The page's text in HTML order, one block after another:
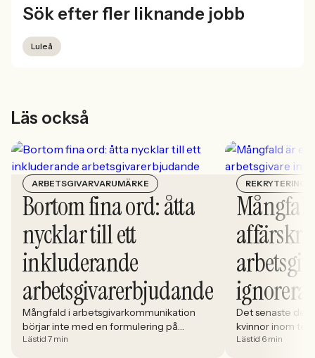
Sök efter fler liknande jobb
Luleå
Läs också
ARBETSGIVARVARUMÄRKE
Bortom fina ord: åtta
nycklar till ett
inkluderande
arbetsgivarerbjudande
Mångfald i arbetsgivarkommunikation
börjar inte med en formulering på
karriärsidan. Den börjar i hur rekryteringen
Lästid 7 min
REKRYTERING
ignorera
Det senaste
kvinnor inom
stadigt på 30%.
Lästid 6 min